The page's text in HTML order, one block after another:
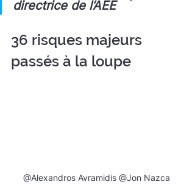
directrice de l’AEE
36 risques majeurs
passés à la loupe
@Alexandros Avramidis @Jon Nazca